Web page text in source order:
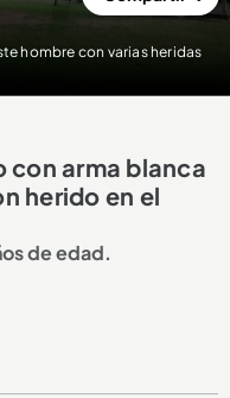
hombre con varias heridas
con arma blanca
herido en el
de edad.